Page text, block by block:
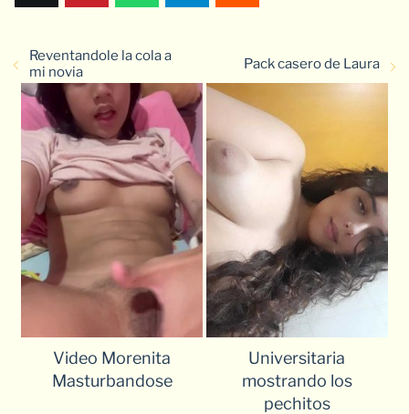
Reventandole la cola a
mi novia
Pack casero de Laura
Video Morenita
Masturbandose
Universitaria
mostrando los
pechitos